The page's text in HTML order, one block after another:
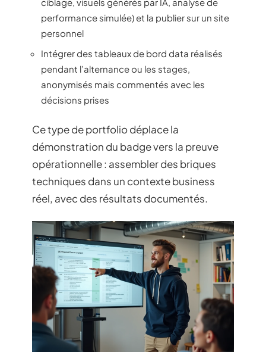
performance simulée) et la publier sur un site
personnel
Intégrer des tableaux de bord data réalisés
pendant l’alternance ou les stages,
anonymisés mais commentés avec les
décisions prises
Ce type de portfolio déplace la
démonstration du badge vers la preuve
opérationnelle : assembler des briques
techniques dans un contexte business
réel, avec des résultats documentés.